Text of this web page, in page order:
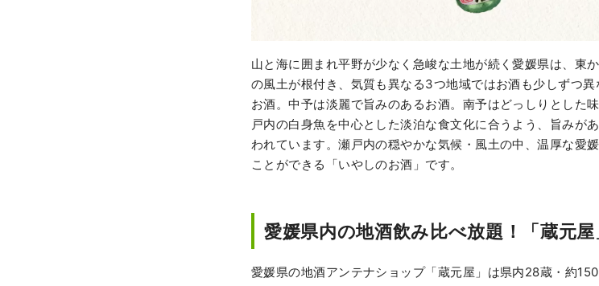
山と海に囲まれ平野が少なく急峻な土地が続く愛媛県は、東
の風土が根付き、気質も異なる3つ地域ではお酒も少しずつ
お酒。中予は淡麗で旨みのあるお酒。南予はどっしりとした
戸内の白身魚を中心とした淡泊な食文化に合うよう、旨みが
われています。瀬戸内の穏やかな気候・風土の中、温厚な愛
ことができる「いやしのお酒」です。
愛媛県内の地酒飲み比べ放題！「蔵元
愛媛県の地酒アンテナショップ「蔵元屋」は県内28蔵・約